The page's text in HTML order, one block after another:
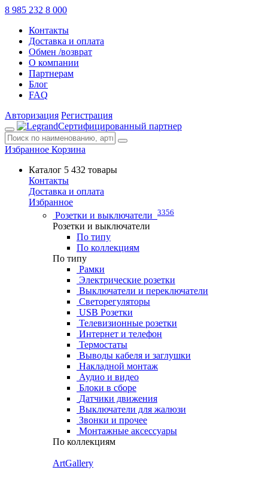
8 985 232 8 000
Контакты
Доставка и оплата
Обмен /возврат
О компании
Партнерам
Блог
FAQ
Авторизация Регистрация
Сертифицированный партнер
Избранное Корзина
Каталог 5 432 товары
Контакты
Доставка и оплата
Избранное
Розетки и выключатели 3356
Розетки и выключатели
По типу
По коллекциям
По типу
Рамки
Электрические розетки
Выключатели и переключатели
Светорегуляторы
USB Розетки
Телевизионные розетки
Интернет и телефон
Термостаты
Выводы кабеля и заглушки
Накладной монтаж
Аудио и видео
Блоки в сборе
Датчики движения
Выключатели для жалюзи
Звонки и прочее
Монтажные аксессуары
По коллекциям
ArtGallery